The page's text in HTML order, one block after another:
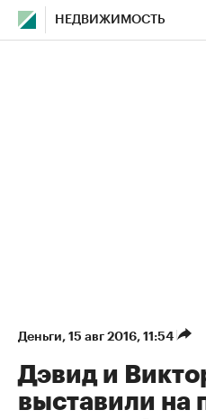
НЕДВИЖИМОСТЬ
Деньги⁠, 15 авг 2016, 11:54
Дэвид и
выставили на